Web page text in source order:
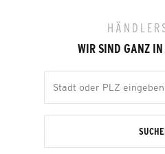
WIR SIND GANZ